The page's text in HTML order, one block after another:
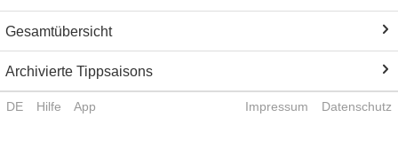
Gesamtübersicht
Archivierte Tippsaisons
DE Hilfe App Impressum Datenschutz